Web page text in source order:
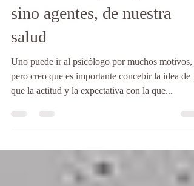
3 min de lectura
No somos sujetos pacientes,
sino agentes, de nuestra
salud
que la actitud y la expectativa con la que...